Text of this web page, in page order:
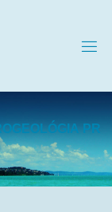
OG EOLÓG A P R